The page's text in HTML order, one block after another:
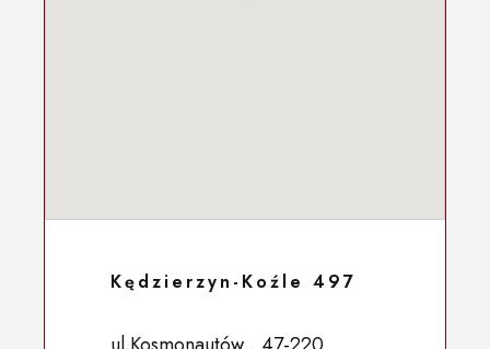
Kędzierzyn-Koźle 497